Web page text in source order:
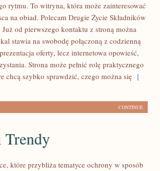
rytmu. To witryna, która może zainteresować
na obiad. Polecam Drugie Życie Składników
od pierwszego kontaktu z stroną można
stawia na swobodę połączoną z codzienną
oferty, lecz internetowa opowieść,
Strona może pełnić rolę praktycznego
chcą szybko sprawdzić, czego można się [
CONTINUE
które przybliża tematyce ochrony w sposób